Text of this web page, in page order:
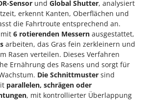
Obstmuser
Schüttler
für Traktoren
Sensor und Global Shutter, analysiert
erkennt Kanten, Oberflächen und
die Fahrtroute entsprechend an.
6 rotierenden Messern ausgestattet,
arbeiten, das Gras fein zerkleinern und
Rasen verteilen. Dieses Verfahren
Ernährung des Rasens und sorgt für
Die Schnittmuster sind
parallelen, schrägen oder
, mit kontrollierter Überlappung